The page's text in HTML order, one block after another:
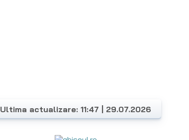
Ultima actualizare: 11:47 | 29.07.2026